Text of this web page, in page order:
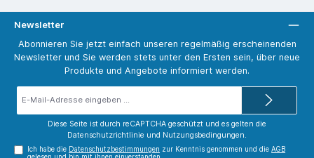
Newsletter
Abonnieren Sie jetzt einfach unseren regelmäßig erscheinenden
Newsletter und Sie werden stets unter den Ersten sein, über neue
Produkte und Angebote informiert werden.
Diese Seite ist durch reCAPTCHA geschützt und es gelten die
Datenschutzrichtlinie und Nutzungsbedingungen.
Ich habe die Datenschutzbestimmungen zur Kenntnis genommen und dieAGB